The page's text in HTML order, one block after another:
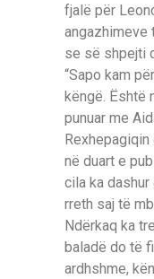
fjalë për
angazhimeve
se së shpejti
“Sapo kam
këngë. Është
punuar me
në duart e
cila ka
rreth saj të
Ndërkaq ka
baladë do të
ardhshme,